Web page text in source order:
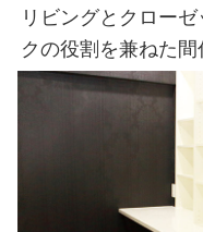
リビングとクロー
クの役割を兼ねた間